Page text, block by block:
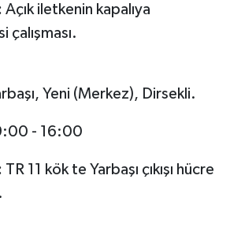
Açık iletkenin kapalıya
çalışması.
Yeni (Merkez), Dirsekli.
- 16:00
TR 11 kök te Yarbaşı çıkışı hücre